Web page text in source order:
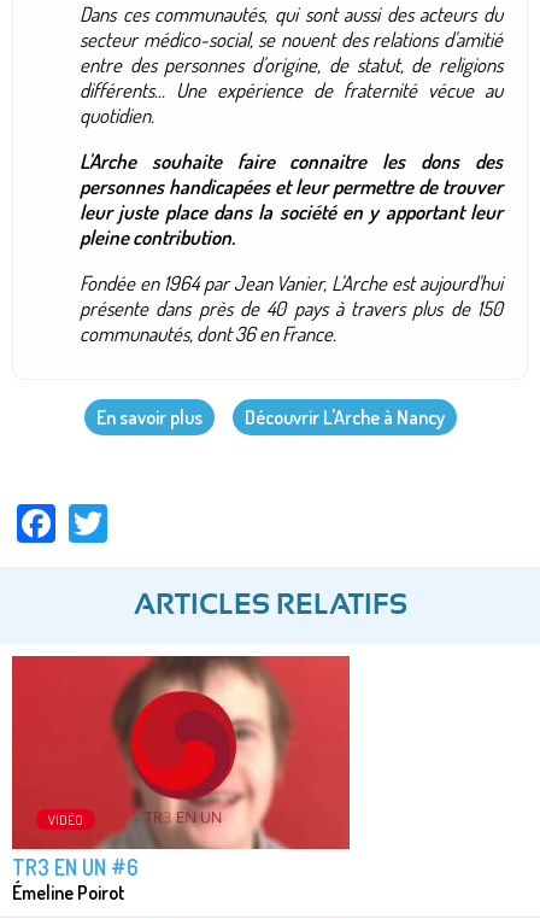
Dans ces communautés, qui sont aussi des acteurs du
secteur médico-social, se nouent des relations d'amitié
entre des personnes d'origine, de statut, de religions
différents... Une expérience de fraternité vécue au
quotidien.
L'Arche souhaite faire connaitre les dons des
personnes handicapées et leur permettre de trouver
leur juste place dans la société en y apportant leur
pleine contribution.
Fondée en 1964 par Jean Vanier, L'Arche est aujourd'hui
présente dans près de 40 pays à travers plus de 150
communautés, dont 36 en France.
En savoir plus Découvrir L'Arche à Nancy
Facebook
ARTICLES RELATIFS
VIDÉO
TR3 EN UN #6
Émeline Poirot